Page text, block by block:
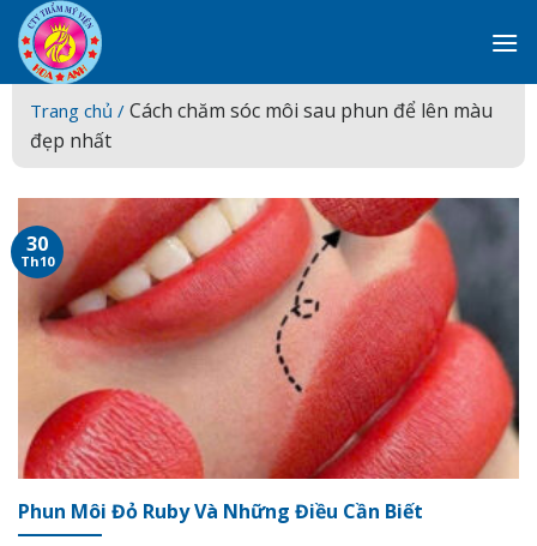
Skip
to
content
Trang chủ / Cách chăm sóc môi sau phun để lên màu
đẹp nhất
Phun Môi Đỏ Ruby Và Những Điều Cần Biết
30
Th10